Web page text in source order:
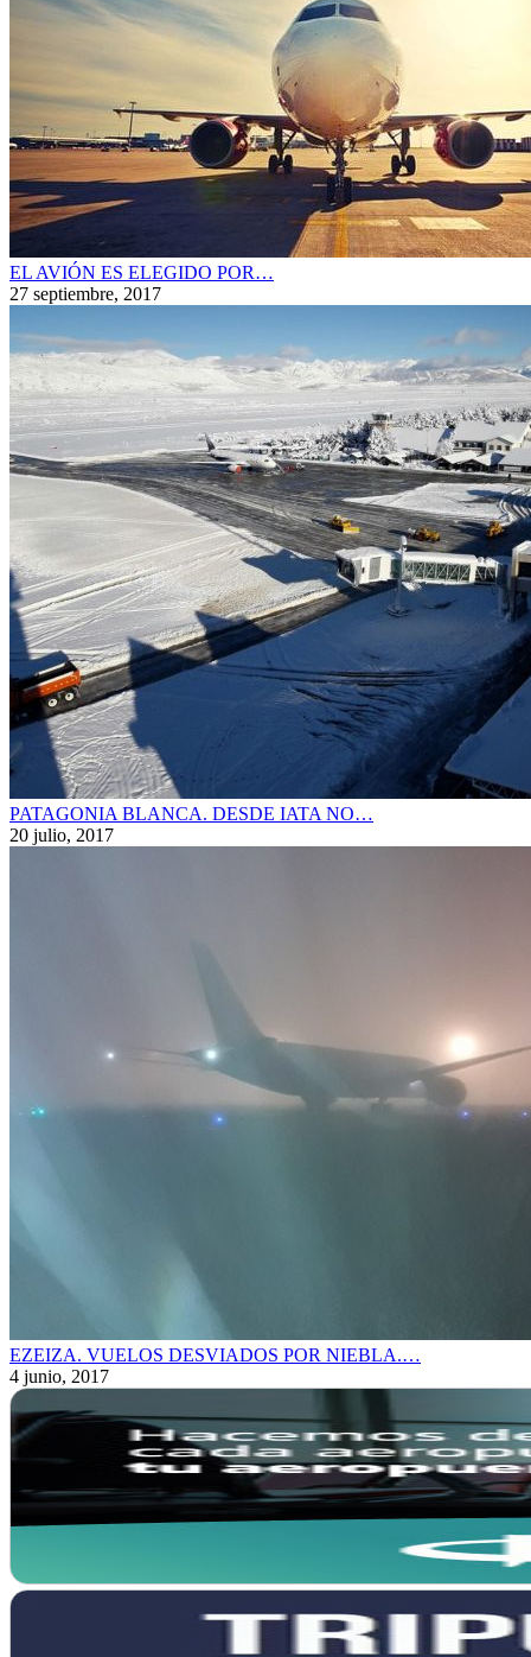
EL AVIÓN ES ELEGIDO POR…
27 septiembre, 2017
PATAGONIA BLANCA. DESDE IATA NO…
20 julio, 2017
EZEIZA. VUELOS DESVIADOS POR NIEBLA.…
4 junio, 2017